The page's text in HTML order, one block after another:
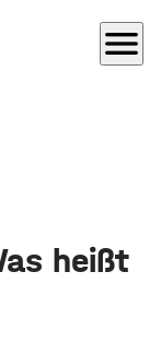
menu
heißt